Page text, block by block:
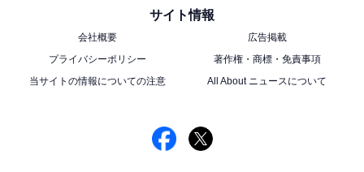
サイト情報
会社概要
広告掲載
プライバシーポリシー
著作権・商標・免責事項
当サイトの情報についての注意
All About ニュースについて